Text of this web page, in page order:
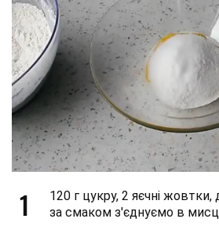
1
120 г цукру, 2 яєчні жовтки,
за смаком з'єднуємо в